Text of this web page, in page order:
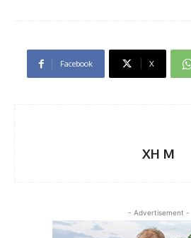
Facebook X
XH M
- Advertisement -